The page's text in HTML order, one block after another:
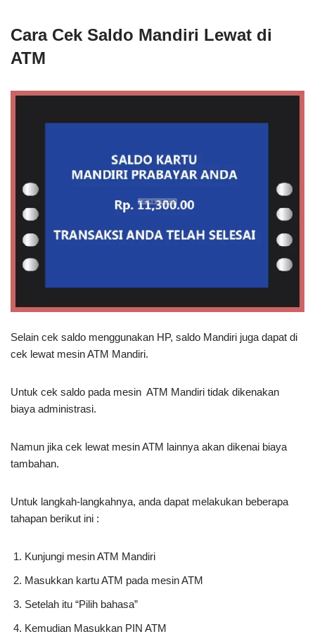
Cara Cek Saldo Mandiri Lewat di
ATM
Selain cek saldo menggunakan HP, saldo Mandiri juga dapat di
cek lewat mesin ATM Mandiri.
Untuk cek saldo pada mesin ATM Mandiri tidak dikenakan
biaya administrasi.
Namun jika cek lewat mesin ATM lainnya akan dikenai biaya
tambahan.
Untuk langkah-langkahnya, anda dapat melakukan beberapa
tahapan berikut ini :
Kunjungi mesin ATM Mandiri
Masukkan kartu ATM pada mesin ATM
Setelah itu “Pilih bahasa”
Kemudian Masukkan PIN ATM